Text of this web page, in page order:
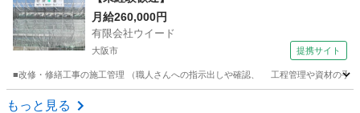
月給260,000円
有限会社ウイード
大阪市 提携サイト
■改修・修繕工事の施工管理 （職人さんへの指示出しや確認、 工程管理や資材の
大阪 大阪市
もっと見る